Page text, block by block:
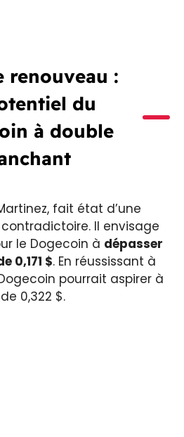
renouveau :
du
à double
fait état d’une
Il envisage
le Dogecoin à dépasser
0,171 $. En réussissant à
pourrait aspirer à
0,322 $.